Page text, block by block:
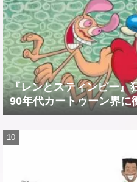
『レンとスティンピー』
90年代カートゥーン界に